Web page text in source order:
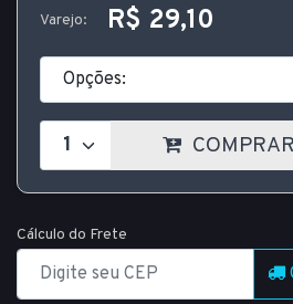
Varejo: R$ 29,10
COMPRAR
Cálculo do Frete